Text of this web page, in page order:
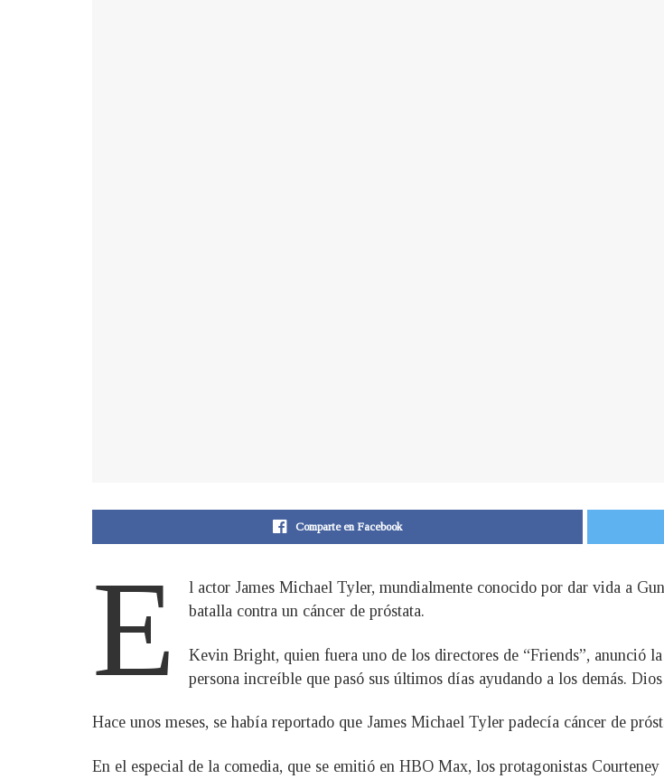
Comparte en Facebook
E
l actor James Michael Tyler, mundialmente conocido por dar vida a
batalla contra un cáncer de próstata.
Kevin Bright, quien fuera uno de los directores de “Friends”, anunció
persona increíble que pasó sus últimos días ayudando a los demás.
Hace unos meses, se había reportado que James Michael Tyler padecía cáncer de
En el especial de la comedia, que se emitió en HBO Max, los protagonistas